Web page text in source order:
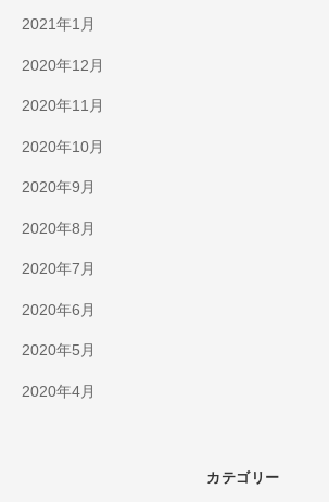
2021年1月
2020年12月
2020年11月
2020年10月
2020年9月
2020年8月
2020年7月
2020年6月
2020年5月
2020年4月
カテゴリー